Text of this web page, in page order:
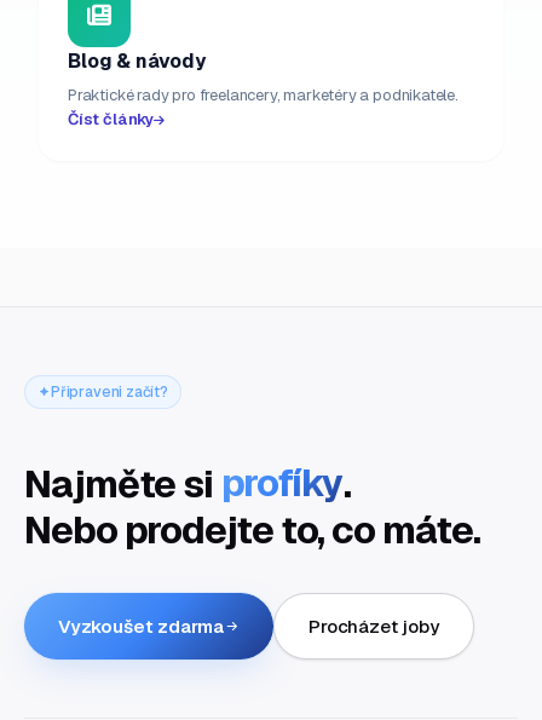
Blog & návody
Praktické rady pro freelancery, marketéry a podnikatele.
Číst články
Připraveni začít?
Najměte si profíky.
Nebo prodejte to, co máte.
Vyzkoušet zdarma Procházet joby